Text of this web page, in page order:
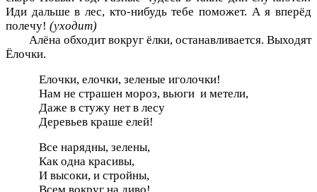
Иди дальше в лес, кто-нибудь тебе поможет. А я вперёд
полечу! (уходит)
Алёна обходит вокруг ёлки, останавливается. Выходят
Ёлочки.
Елочки, елочки, зеленые иголочки!
Нам не страшен мороз, вьюги и метели,
Даже в стужу нет в лесу
Деревьев краше елей!
Все нарядны, зелены,
Как одна красивы,
И высоки, и стройны,